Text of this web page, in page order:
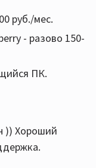
руб./мес.
- разово 150-
ПК.
)) Хороший